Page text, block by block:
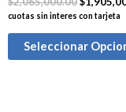
cuotas sin interes con tarjeta
Seleccionar